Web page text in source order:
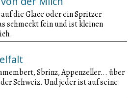
die Glace oder ein Spritzer
schmeckt fein und ist kleinen
Sbrinz, Appenzeller... über
Schweiz. Und jeder ist auf seine